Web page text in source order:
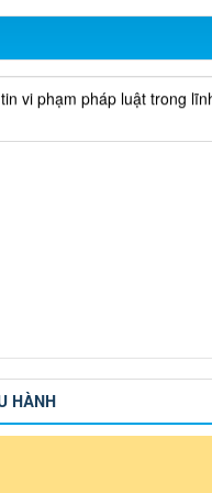
vi phạm pháp luật trong
HÀNH